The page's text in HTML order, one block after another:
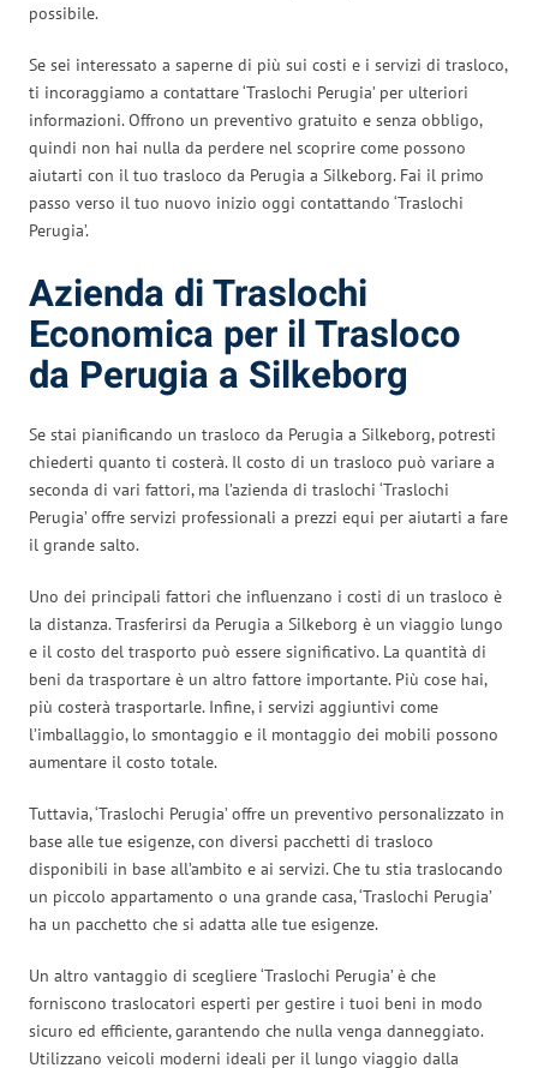
possibile.
Se sei interessato a saperne di più sui costi e i servizi di trasloco,
ti incoraggiamo a contattare ‘Traslochi Perugia’ per ulteriori
informazioni. Offrono un preventivo gratuito e senza obbligo,
quindi non hai nulla da perdere nel scoprire come possono
aiutarti con il tuo trasloco da Perugia a Silkeborg. Fai il primo
passo verso il tuo nuovo inizio oggi contattando ‘Traslochi
Perugia’.
Azienda di Traslochi
Economica per il Trasloco
da Perugia a Silkeborg
Se stai pianificando un trasloco da Perugia a Silkeborg, potresti
chiederti quanto ti costerà. Il costo di un trasloco può variare a
seconda di vari fattori, ma l’azienda di traslochi ‘Traslochi
Perugia’ offre servizi professionali a prezzi equi per aiutarti a fare
il grande salto.
Uno dei principali fattori che influenzano i costi di un trasloco è
la distanza. Trasferirsi da Perugia a Silkeborg è un viaggio lungo
e il costo del trasporto può essere significativo. La quantità di
beni da trasportare è un altro fattore importante. Più cose hai,
più costerà trasportarle. Infine, i servizi aggiuntivi come
l’imballaggio, lo smontaggio e il montaggio dei mobili possono
aumentare il costo totale.
Tuttavia, ‘Traslochi Perugia’ offre un preventivo personalizzato in
base alle tue esigenze, con diversi pacchetti di trasloco
disponibili in base all’ambito e ai servizi. Che tu stia traslocando
un piccolo appartamento o una grande casa, ‘Traslochi Perugia’
ha un pacchetto che si adatta alle tue esigenze.
Un altro vantaggio di scegliere ‘Traslochi Perugia’ è che
forniscono traslocatori esperti per gestire i tuoi beni in modo
sicuro ed efficiente, garantendo che nulla venga danneggiato.
Utilizzano veicoli moderni ideali per il lungo viaggio dalla